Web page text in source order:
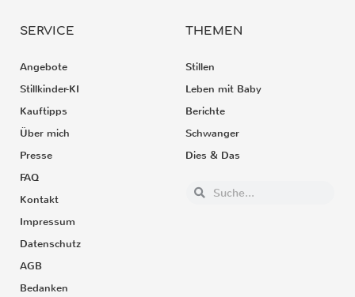
SERVICE
Angebote
Stillkinder-KI
Kauftipps
Über mich
Presse
FAQ
Kontakt
Impressum
Datenschutz
AGB
Bedanken
THEMEN
Stillen
Leben mit Baby
Berichte
Schwanger
Dies & Das